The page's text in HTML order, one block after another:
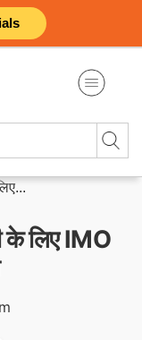
के लिए IMO